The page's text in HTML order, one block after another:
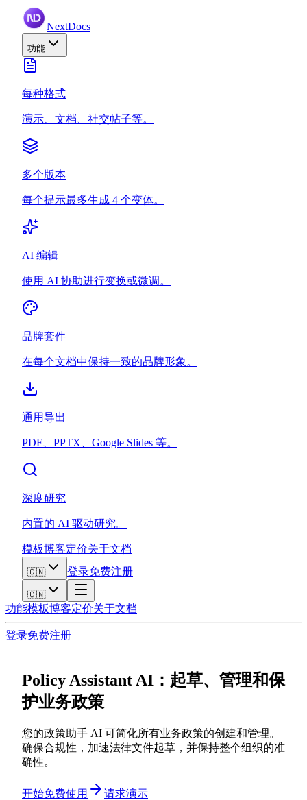
NextDocs
功能
每种格式
演示、文档、社交帖子等。
多个版本
每个提示最多生成 4 个变体。
AI 编辑
使用 AI 协助进行变换或微调。
品牌套件
在每个文档中保持一致的品牌形象。
通用导出
PDF、PPTX、Google Slides 等。
深度研究
内置的 AI 驱动研究。
模板博客定价关于文档
🇨🇳 登录免费注册
🇨🇳
功能模板博客定价关于文档
登录免费注册
Policy Assistant AI：起草、管理和保
护业务政策
您的政策助手 AI 可简化所有业务政策的创建和管理。
确保合规性，加速法律文件起草，并保持整个组织的准
确性。
开始免费使用
请求演示